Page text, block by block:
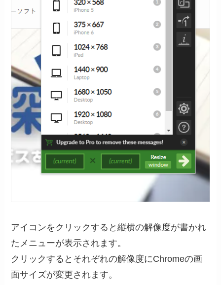
アイコンをクリックすると縦横の解像度が書かれ
たメニューが表示されます。
クリックするとそれぞれの解像度にChromeの画
面サイズが変更されます。